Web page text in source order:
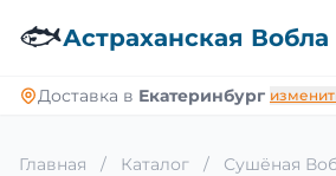
🐟Астраханская Вобла
Доставка в Екатеринбург
Главная / Каталог / Сушёная